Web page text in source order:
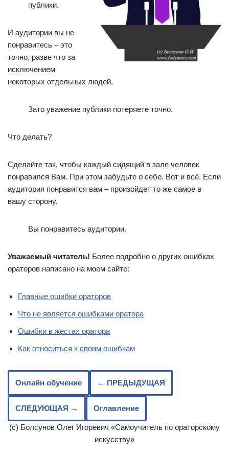
публики.
И аудитории вы не
понравитесь – это
точно, разве что за
исключением
некоторых отдельных людей.
Зато уважение публики потеряете точно.
Что делать?
Сделайте так, чтобы каждый сидящий в зале человек
понравился Вам. При этом забудьте о себе. Вот и всё. Если
аудитория понравится вам – произойдет то же самое в
вашу сторону.
Вы понравитесь аудитории.
Уважаемый читатель! Более подробно о других ошибках
ораторов написано на моем сайте:
Главные ошибки ораторов
Что не является ошибками оратора
Ошибки в жестах оратора
Как относиться к своим ошибкам
Онлайн обучение ← ПРЕДЫДУЩАЯ
СЛЕДУЮЩАЯ → Оглавление
(с) Болсунов Олег Игоревич «Самоучитель по ораторскому
искусству»